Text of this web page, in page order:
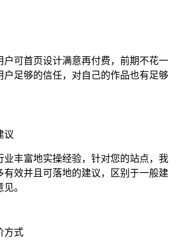
户可首页设计满意再付费，前期不花一
户足够的信任，对自己的作品也有足够
议
业丰富地实操经验，针对您的站点，我
有效并且可落地的建议，区别于一般建
。
方式